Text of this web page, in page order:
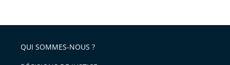
arriver
après
l'article
pour
QUI SOMMES-NOUS ?